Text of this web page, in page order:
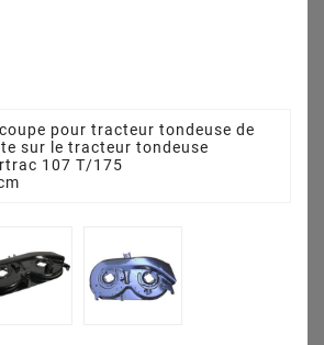
pour tracteur tondeuse de
sur le tracteur tondeuse
107 T/175